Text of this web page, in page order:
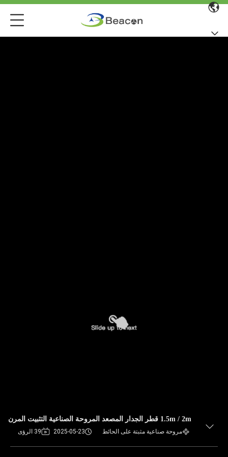
1.5m / 2m قطر الجدار المصعد المروحة الصناعية التثبيت المرن
مروحة صناعية مثبتة على الحائط 2025-05-23 39 الرؤى